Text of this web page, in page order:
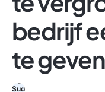
bedrijf
te geven